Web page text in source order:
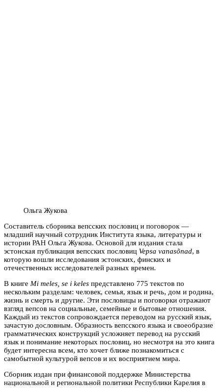
Ольга Жукова
Составитель сборника вепсских пословиц и поговорок —
младший научный сотрудник Института языка, литературы и
истории РАН Ольга Жукова. Основой для издания стала
эстонская публикация вепсских пословиц Vepsa vanasõnad, в
которую вошли исследования эстонских, финских и
отечественных исследователей разных времен.
В книге Mi meles, se i keles представлено 775 текстов по
нескольким разделам: человек, семья, язык и речь, дом и родина,
жизнь и смерть и другие. Эти пословицы и поговорки отражают
взгляд вепсов на социальные, семейные и бытовые отношения.
Каждый из текстов сопровождается переводом на русский язык,
зачастую дословным. Образность вепсского языка и своеобразие
грамматических конструкций усложняет перевод на русский
язык и понимание некоторых пословиц, но несмотря на это книга
будет интересна всем, кто хочет ближе познакомиться с
самобытной культурой вепсов и их восприятием мира.
Сборник издан при финансовой поддержке Министерства
национальной и региональной политики Республики Карелия в